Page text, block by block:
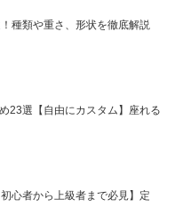
種類や重さ、形状を徹底解説
23選【自由にカスタム】座れる
心者から上級者まで必見】定